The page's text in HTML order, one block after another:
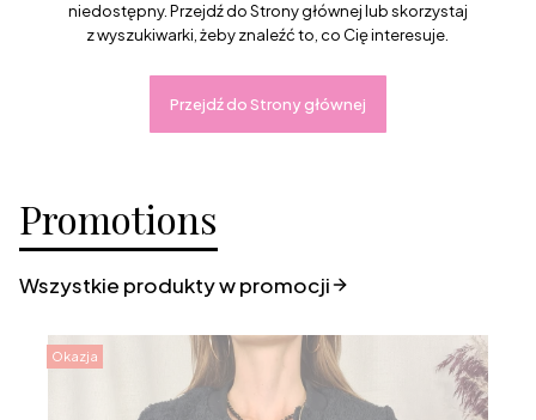
niedostępny. Przejdź do Strony głównej lub skorzystaj
z wyszukiwarki, żeby znaleźć to, co Cię interesuje.
Przejdź do Strony głównej
Promotions
Wszystkie produkty w promocji
Okazja